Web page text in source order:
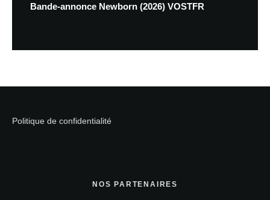
Bande-annonce Newborn (2026) VOSTFR
Politique de confidentialité
NOS PARTENAIRES